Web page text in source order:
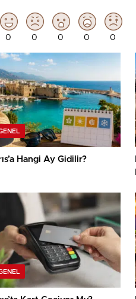
0 0 0 0 0
Hangi Ay Gidilir?